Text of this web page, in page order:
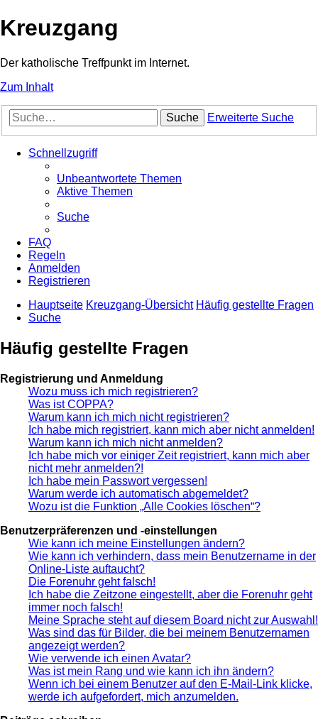
Kreuzgang
Der katholische Treffpunkt im Internet.
Zum Inhalt
Suche Erweiterte Suche
Schnellzugriff
Unbeantwortete Themen
Aktive Themen
Suche
FAQ
Regeln
Anmelden
Registrieren
Hauptseite Kreuzgang-Übersicht Häufig gestellte Fragen
Suche
Häufig gestellte Fragen
Registrierung und Anmeldung
Wozu muss ich mich registrieren?
Was ist COPPA?
Warum kann ich mich nicht registrieren?
Ich habe mich registriert, kann mich aber nicht anmelden!
Warum kann ich mich nicht anmelden?
Ich habe mich vor einiger Zeit registriert, kann mich aber
nicht mehr anmelden?!
Ich habe mein Passwort vergessen!
Warum werde ich automatisch abgemeldet?
Wozu ist die Funktion „Alle Cookies löschen“?
Benutzerpräferenzen und -einstellungen
Wie kann ich meine Einstellungen ändern?
Wie kann ich verhindern, dass mein Benutzername in der
Online-Liste auftaucht?
Die Forenuhr geht falsch!
Ich habe die Zeitzone eingestellt, aber die Forenuhr geht
immer noch falsch!
Meine Sprache steht auf diesem Board nicht zur Auswahl!
Was sind das für Bilder, die bei meinem Benutzernamen
angezeigt werden?
Wie verwende ich einen Avatar?
Was ist mein Rang und wie kann ich ihn ändern?
Wenn ich bei einem Benutzer auf den E-Mail-Link klicke,
werde ich aufgefordert, mich anzumelden.